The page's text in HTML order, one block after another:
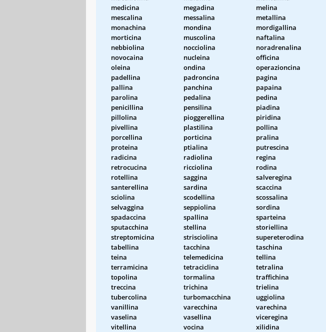
medicina
megadina melina
mescalina
messalina metallina
monachina
mondina mordigallina
morticina
muscolina naftalina
nebbiolina
nocciolina noradrenalina
novocaina
nucleina officina
oleina
ondina operazioncina
padellina
padroncina pagina
pallina
panchina papaina
parolina
pedalina pedina
penicillina
pensilina piadina
pillolina
pioggerellina piridina
pivellina
plastilina pollina
porcellina
porticina pralina
proteina
ptialina putrescina
radicina
radiolina regina
retrocucina
ricciolina rodina
rotellina
saggina salveregina
santerellina
sardina scaccina
sciolina
scodellina scossalina
selvaggina
seppiolina sordina
spadaccina
spallina sparteina
sputacchina
stellina storiellina
streptomicina
strisciolina supereterodina
tabellina
tacchina taschina
teina
telemedicina tellina
terramicina
tetraciclina tetralina
topolina
tormalina traffichina
treccina
trichina trielina
tubercolina
turbomacchina uggiolina
vanillina
varecchina varechina
vaselina
vasellina viceregina
vitellina
vocina xilidina